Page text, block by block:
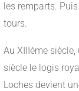
les remparts.
tours.
Au XIIIème
siècle le logis
Loches devient